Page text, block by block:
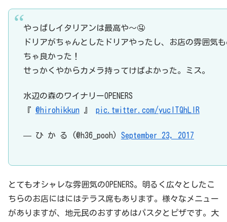
やっぱしイタリアンは最高や〜🤤
ドリアがちゃんとしたドリアやったし、お店の雰囲気
ちゃ良かった！
せっかくやからカメラ持ってけばよかった。ミス。
水辺の森のワイナリーOPENERS
『 @hirohikkun』 pic.twitter.com/yuclTQhLIR
— ひ か る (@h36_pooh) September 23, 2017
とてもオシャレな雰囲気のOPENERS。明るく広々としたこ
ちらのお店にはにはテラス席もあります。様々なメニュー
がありますが、地元民のおすすめはパスタとピザです。大